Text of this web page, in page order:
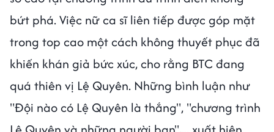
bứt phá. Việc nữ ca sĩ liên tiếp được góp mặt
trong top cao một cách không thuyết phục đã
khiến khán giả bức xúc, cho rằng BTC đang
quá thiên vị Lệ Quyên. Những bình luận như
"Đội nào có Lệ Quyên là thắng", "chương trình